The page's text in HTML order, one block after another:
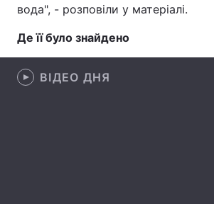
вода", - розповіли у матеріалі.
Де її було знайдено
ВІДЕО ДНЯ